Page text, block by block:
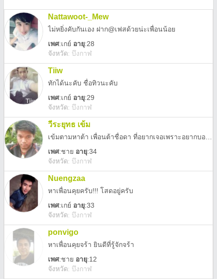
Nattawoot-_Mew
ไม่หยิ่งคับกันเอง ฝาก@เฟสด้วยน่ะเพื่อนน้อย
เพศ:เกย์ อายุ:28
จังหวัด: บึงกาฬ
Tiiw
ทักได้นะคับ ชื่อทิวนะคับ
เพศ:เกย์ อายุ:29
จังหวัด: บึงกาฬ
วีระยุทธ เข้ม
เพศ:ชาย อายุ:34
จังหวัด: บึงกาฬ
Nuengzaa
หาเพื่อนคุยครับ!!! โสดอยู่ครับ
เพศ:เกย์ อายุ:33
จังหวัด: บึงกาฬ
ponvigo
หาเพื่อนคุยจร้า ยินดีที่รู้จักจร้า
เพศ:ชาย อายุ:12
จังหวัด: บึงกาฬ